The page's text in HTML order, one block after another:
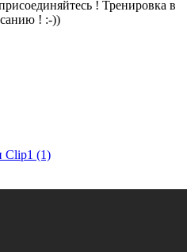
! Тренировка в
! :-))